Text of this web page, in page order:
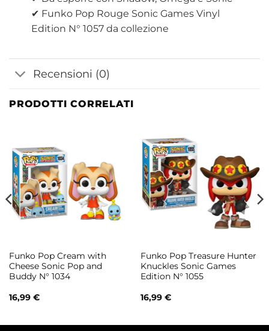
✔ Funko Pop Rouge Sonic Games Vinyl
Edition N° 1057 da collezione
Recensioni (0)
PRODOTTI CORRELATI
Funko Pop Cream with
Cheese Sonic Pop and
Buddy N° 1034
16,99 €
Funko Pop Treasure Hunter
Knuckles Sonic Games
Edition N° 1055
16,99 €